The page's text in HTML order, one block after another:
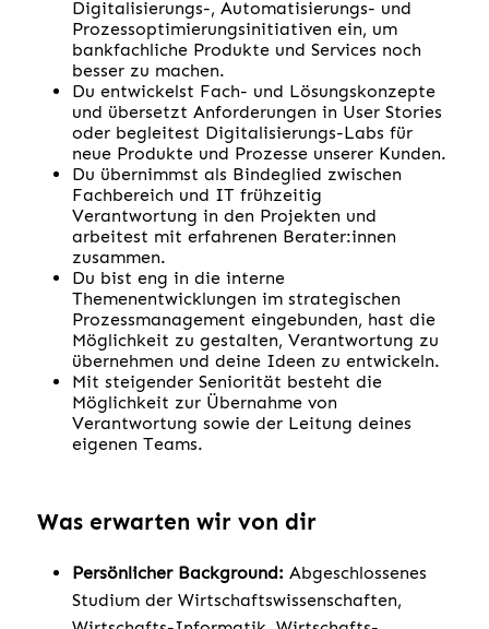
Digitalisierungs-, Automatisierungs- und
Prozessoptimierungsinitiativen ein, um
bankfachliche Produkte und Services noch
besser zu machen.
Du entwickelst Fach- und Lösungskonzepte
und übersetzt Anforderungen in User Stories
oder begleitest Digitalisierungs-Labs für
neue Produkte und Prozesse unserer Kunden.
Du übernimmst als Bindeglied zwischen
Fachbereich und IT frühzeitig
Verantwortung in den Projekten und
arbeitest mit erfahrenen Berater:innen
zusammen.
Du bist eng in die interne
Themenentwicklungen im strategischen
Prozessmanagement eingebunden, hast die
Möglichkeit zu gestalten, Verantwortung zu
übernehmen und deine Ideen zu entwickeln.
Mit steigender Seniorität besteht die
Möglichkeit zur Übernahme von
Verantwortung sowie der Leitung deines
eigenen Teams.
Was erwarten wir von dir
Persönlicher Background: Abgeschlossenes
Studium der Wirtschaftswissenschaften,